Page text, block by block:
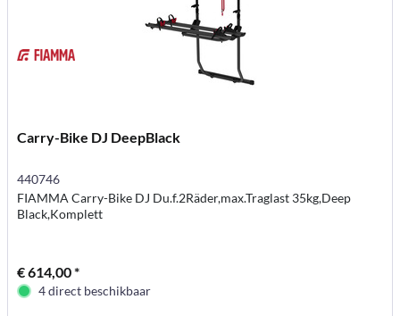
Carry-Bike DJ DeepBlack
440746
FIAMMA Carry-Bike DJ Du.f.2Räder,max.Traglast 35kg,Deep
Black,Komplett
€ 614,00 *
4 direct beschikbaar